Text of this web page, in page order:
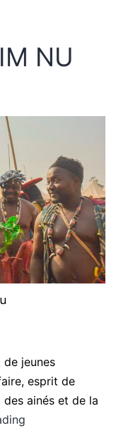
NU
de jeunes
esprit de
ainés et de la